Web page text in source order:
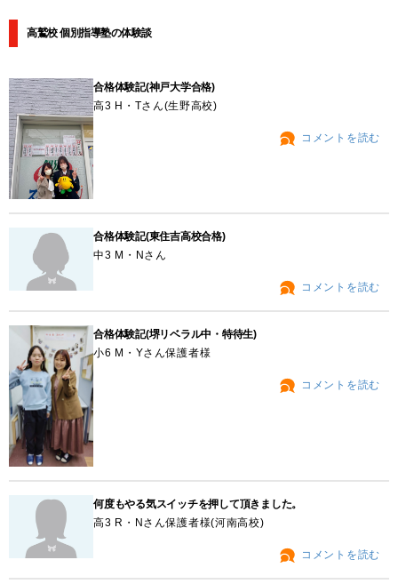
高鷲校 個別指導塾の体験談
合格体験記(神戸大学合格)
高3 H・Tさん(生野高校)
コメントを読む
合格体験記(東住吉高校合格)
中3 M・Nさん
コメントを読む
合格体験記(堺リベラル中・特待生)
小6 M・Yさん保護者様
コメントを読む
何度もやる気スイッチを押して頂きました。
高3 R・Nさん保護者様(河南高校)
コメントを読む